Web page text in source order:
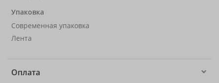
Упаковка
Современная упаковка
Лента
Оплата